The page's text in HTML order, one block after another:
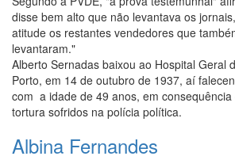
disse bem alto que não levantava os
atitude os restantes vendedores que
levantaram."
Alberto Sernadas baixou ao Hospital Geral
Porto, em 14 de outubro de 1937, aí
com a idade de 49 anos, em
tortura sofridos na polícia política.
Albina Fernandes